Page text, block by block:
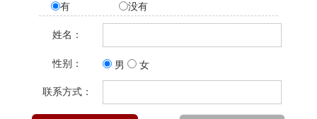
有
没有
姓名：
性别： 男 女
联系方式：